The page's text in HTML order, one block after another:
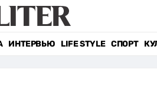
ИНТЕРВЬЮ LIFE STYLE СПОРТ